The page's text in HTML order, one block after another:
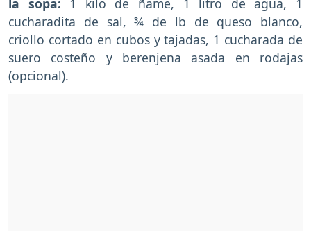
la sopa: 1 kilo de ñame, 1 litro de agua, 1
cucharadita de sal, ¾ de lb de queso blanco,
criollo cortado en cubos y tajadas, 1 cucharada de
suero costeño y berenjena asada en rodajas
(opcional).